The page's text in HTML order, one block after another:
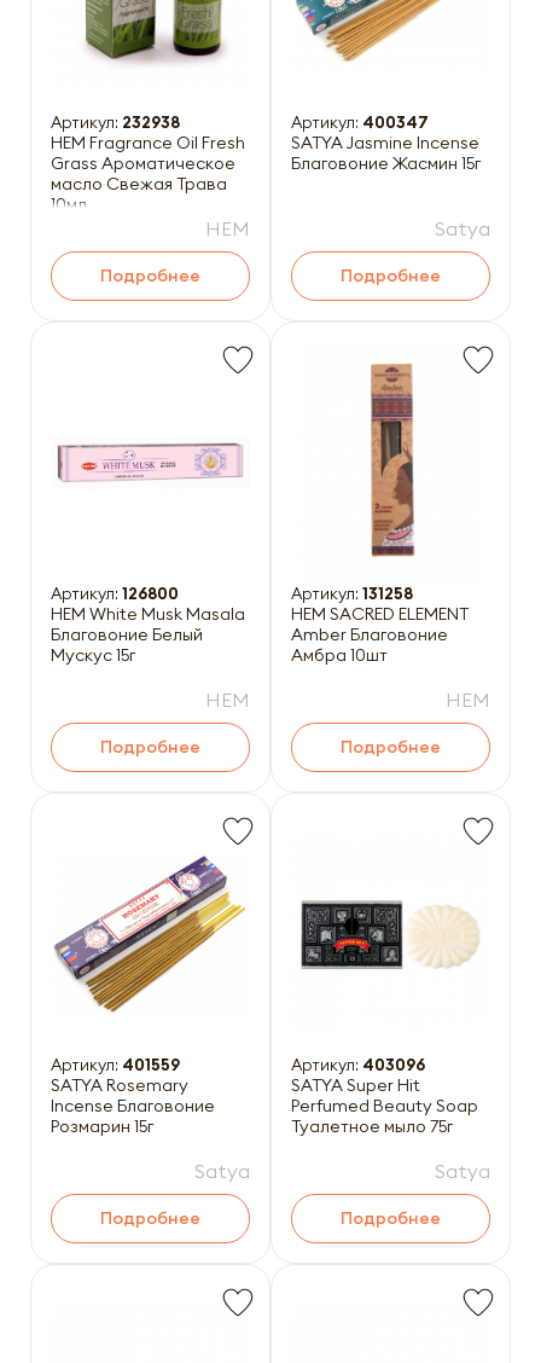
Артикул: 232938
HEM Fragrance Oil Fresh
Grass Ароматическое
масло Свежая Трава
10мл
HEM
Подробнее
Артикул: 400347
SATYA Jasmine Incense
Благовоние Жасмин 15г
Satya
Подробнее
Артикул: 126800
HEM White Musk Masala
Благовоние Белый
Мускус 15г
HEM
Подробнее
Артикул: 131258
HEM SACRED ELEMENT
Amber Благовоние
Амбра 10шт
HEM
Подробнее
Артикул: 401559
SATYA Rosemary
Incense Благовоние
Розмарин 15г
Satya
Подробнее
Артикул: 403096
SATYA Super Hit
Perfumed Beauty Soap
Туалетное мыло 75г
Satya
Подробнее